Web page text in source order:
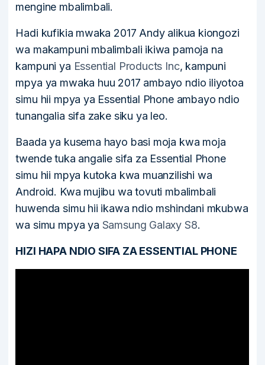
mengine mbalimbali.
Hadi kufikia mwaka 2017 Andy alikua kiongozi
wa makampuni mbalimbali ikiwa pamoja na
kampuni ya Essential Products Inc, kampuni
mpya ya mwaka huu 2017 ambayo ndio iliyotoa
simu hii mpya ya Essential Phone ambayo ndio
tunangalia sifa zake siku ya leo.
Baada ya kusema hayo basi moja kwa moja
twende tuka angalie sifa za Essential Phone
simu hii mpya kutoka kwa muanzilishi wa
Android. Kwa mujibu wa tovuti mbalimbali
huwenda simu hii ikawa ndio mshindani mkubwa
wa simu mpya ya Samsung Galaxy S8.
HIZI HAPA NDIO SIFA ZA ESSENTIAL PHONE